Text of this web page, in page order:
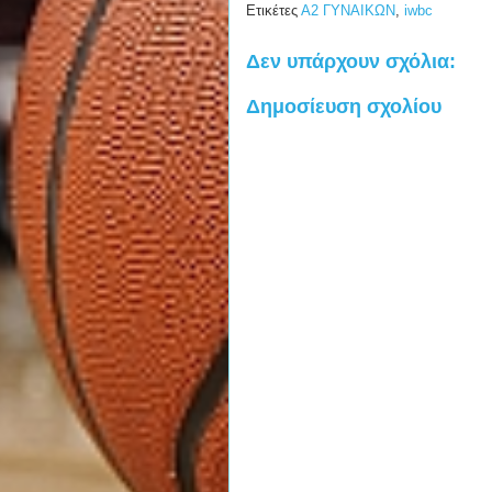
Ετικέτες Α2 ΓΥΝΑΙΚΩΝ, iwbc
Δεν υπάρχουν σχόλια:
Δημοσίευση σχολίου